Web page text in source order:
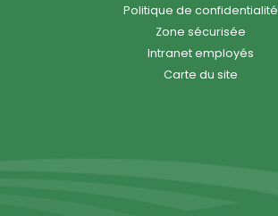
Politique de confidentialité
Zone sécurisée
Intranet employés
Carte du site